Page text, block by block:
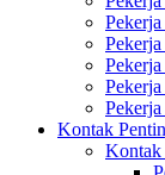
Kontak
Kontak